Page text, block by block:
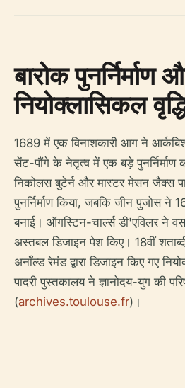
बारोक पुनर्निर्माण
नियोक्लासिकल
1689 में एक विनाशकारी आग ने
सेंट-पौंगे के नेतृत्व में एक बड़े पुनर्निर्माण
निकोलस बुटेर्न और मास्टर मेसन जैक्स
पुनर्निर्माण किया, जबकि जीन पुजोस ने
बनाई। ऑगस्टिन-चार्ल्स डी'एविलर ने
अस्तबल डिजाइन पेश किए। 18वीं
अर्नॉल्ड रेमंड द्वारा डिजाइन किए गए
पादरी पुस्तकालय ने ज्ञानोदय-युग की
(archives.toulouse.fr)।